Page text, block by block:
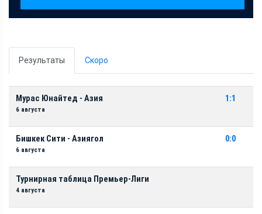
Результаты Скоро
Мурас Юнайтед - Азия
6 августа
1:1
Бишкек Сити - Азиягол
6 августа
0:0
Турнирная таблица Премьер-Лиги
4 августа